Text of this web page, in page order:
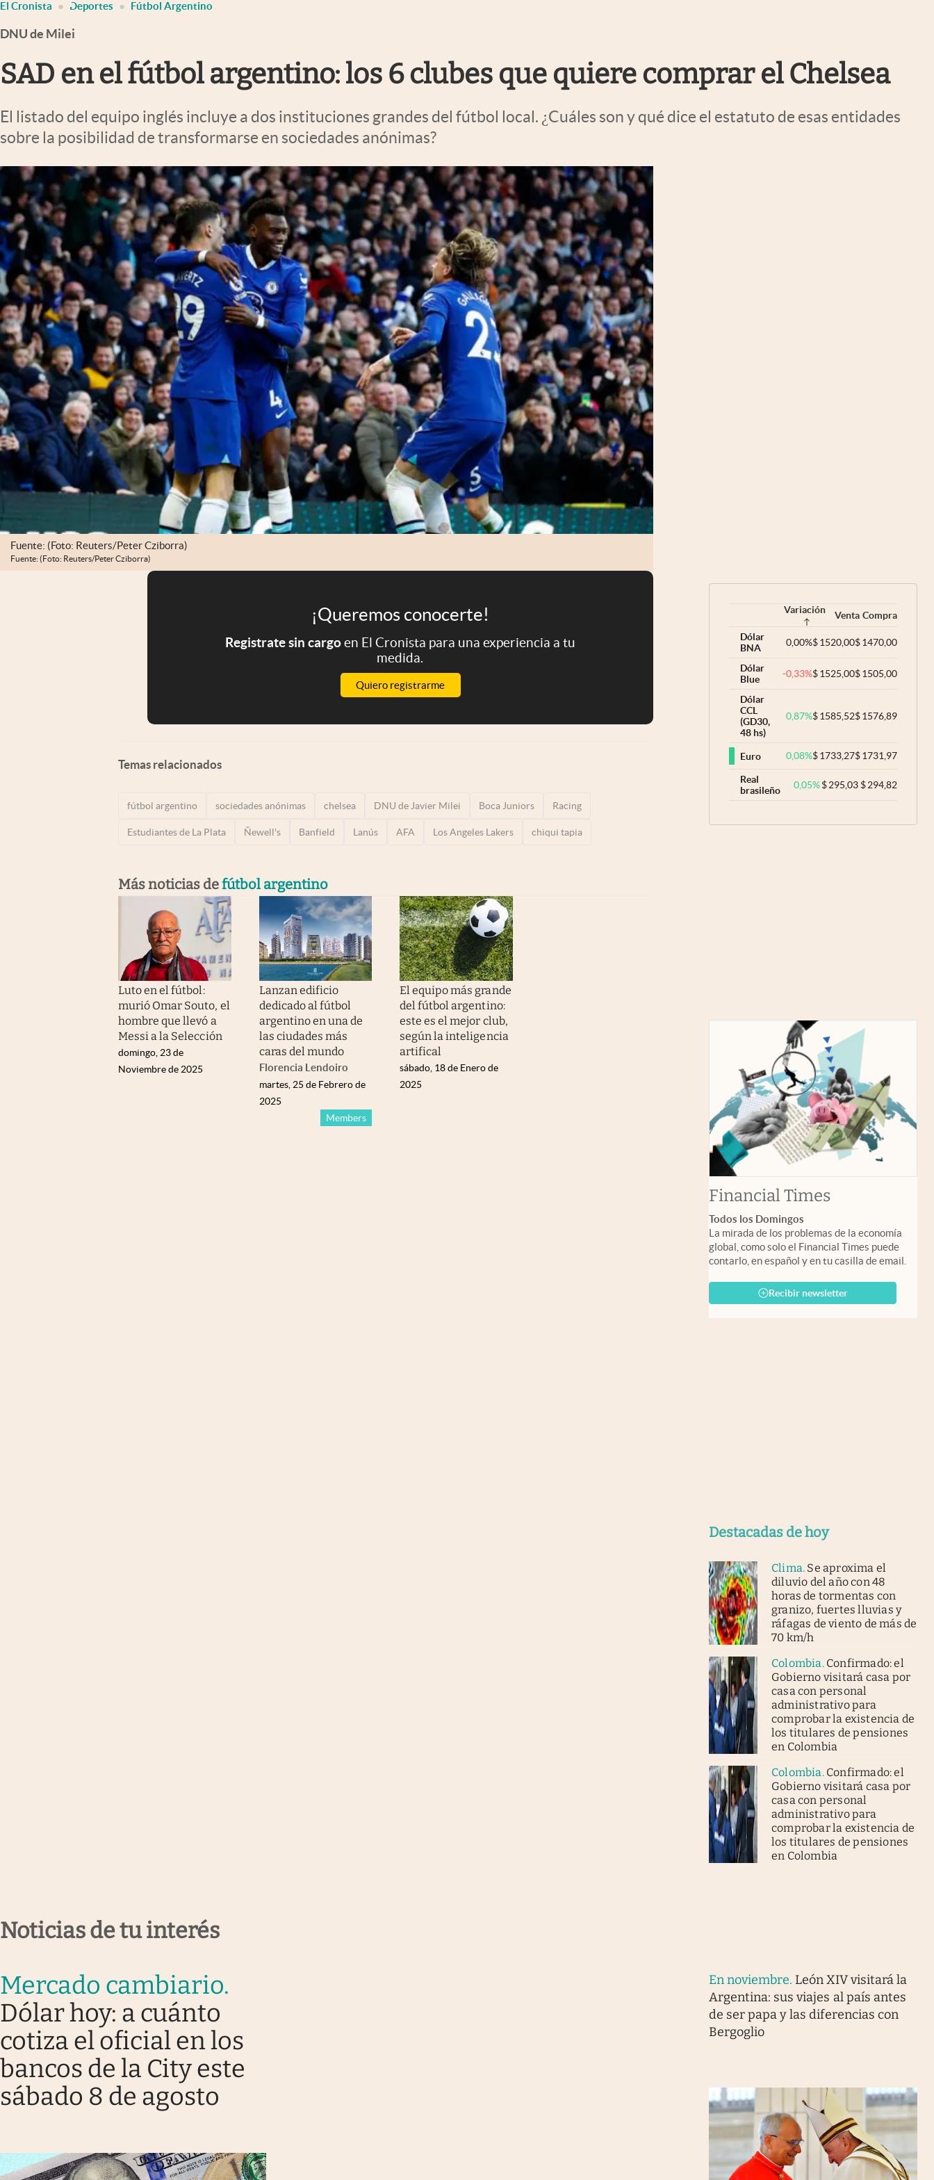
Infotechnology
Clase
Clima
Mundial 2026
Eventos Corporativos
El Cronista Studio
Mediakit
abre en nueva pestaña
El Cronista Deportes Fútbol Argentino
DNU de Milei
SAD en el fútbol argentino: los 6 clubes que quiere comprar el Chelsea
El listado del equipo inglés incluye a dos instituciones grandes del fútbol local. ¿Cuáles son y qué dice el estatuto de esas entidades
sobre la posibilidad de transformarse en sociedades anónimas?
Fuente: (Foto: Reuters/Peter Cziborra)
Fuente: (Foto: Reuters/Peter Cziborra)
¡Queremos conocerte!
Registrate sin cargoen El Cronista para una experiencia a tu
medida.
Quiero registrarme
Temas relacionados
fútbol argentino sociedades anónimas chelsea DNU de Javier Milei Boca Juniors Racing
Estudiantes de La Plata Ñewell's Banfield Lanús AFA Los Angeles Lakers chiqui tapia
Más noticias defútbol argentino
Luto en el fútbol:
murió Omar Souto, el
hombre que llevó a
Messi a la Selección
domingo, 23 de
Noviembre de 2025
Lanzan edificio
dedicado al fútbol
argentino en una de
las ciudades más
caras del mundo
Florencia Lendoiro
Members
martes, 25 de Febrero de
2025
El equipo más grande
del fútbol argentino:
este es el mejor club,
según la inteligencia
artifical
sábado, 18 de Enero de
2025
Variación Venta Compra
Dólar
BNA
0,00%$1520,00$1470,00
Dólar
Blue
-0,33%$1525,00$1505,00
Dólar
CCL
(GD30,
48 hs)
0,87%$1585,52$1576,89
Euro 0,08%$1733,27$1731,97
Real
brasileño
0,05% $295,03 $294,82
Financial Timesabre en
Todos los Domingos
La mirada de los problemas de la economía
global, como solo el Financial Times puede
contarlo, en español y en tu casilla de email.
Recibir newsletter
Destacadas de hoy
Clima. Se aproxima el
diluvio del año con 48
horas de tormentas con
granizo, fuertes lluvias y
ráfagas de viento de más de
70 km/h
Colombia. Confirmado: el
Gobierno visitará casa por
casa con personal
administrativo para
comprobar la existencia de
los titulares de pensiones
en Colombia
Colombia. Confirmado: el
Gobierno visitará casa por
casa con personal
administrativo para
comprobar la existencia de
los titulares de pensiones
en Colombia
Noticias de tu interés
Mercado cambiario.
Dólar hoy: a cuánto
cotiza el oficial en los
bancos de la City este
sábado 8 de agosto
En noviembre. León XIV visitará la
Argentina: sus viajes al país antes
de ser papa y las diferencias con
Bergoglio